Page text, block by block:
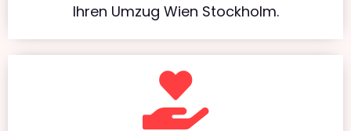
Ihren Umzug Wien Stockholm.